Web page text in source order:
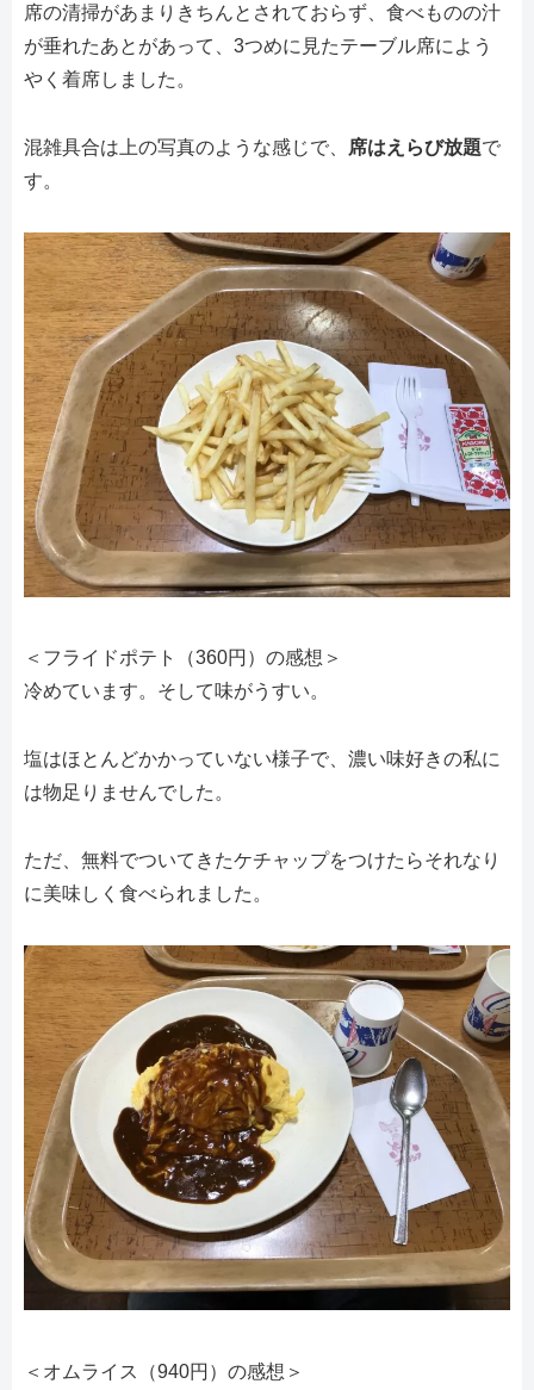
席の清掃があまりきちんとされておらず、食べものの汁
が垂れたあとがあって、3つめに見たテーブル席によう
やく着席しました。
混雑具合は上の写真のような感じで、 席はえらび放題で
す。
＜フライドポテト（360円）の感想＞
冷めています。そして味がうすい。
塩はほとんどかかっていない様子で、濃い味好きの私に
は物足りませんでした。
ただ、無料でついてきたケチャップをつけたらそれなり
に美味しく食べられました。
＜オムライス（940円）の感想＞